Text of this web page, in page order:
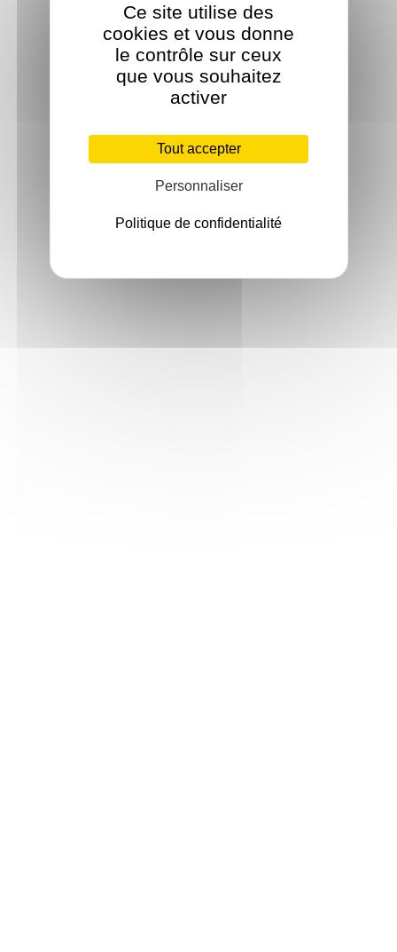
Ce site utilise des
cookies et vous donne
le contrôle sur ceux
que vous souhaitez
activer
Tout accepter
Personnaliser
Politique de confidentialité